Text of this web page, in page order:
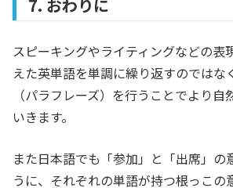
7. おわりに
スピーキングやライティングなどの表
えた英単語を単調に繰り返すのではな
（パラフレーズ）を行うことでより
いきます。
また日本語でも「参加」と「出席」の
うに、それぞれの単語が持つ根っこの